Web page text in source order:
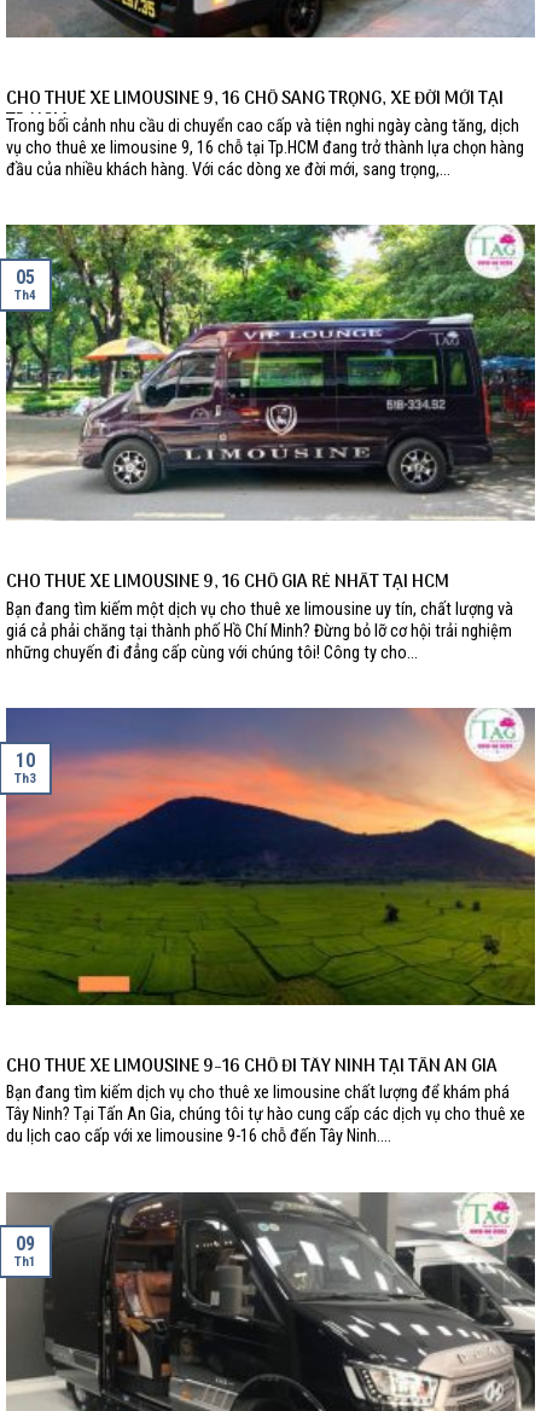
CHO THUÊ XE LIMOUSINE 9, 16 CHỖ SANG TRỌNG, XE ĐỜI MỚI TẠI
TP.HCM
Trong bối cảnh nhu cầu di chuyển cao cấp và tiện nghi ngày càng tăng, dịch
vụ cho thuê xe limousine 9, 16 chỗ tại Tp.HCM đang trở thành lựa chọn hàng
đầu của nhiều khách hàng. Với các dòng xe đời mới, sang trọng,...
CHO THUÊ XE LIMOUSINE 9, 16 CHỖ GIÁ RẺ NHẤT TẠI HCM
Bạn đang tìm kiếm một dịch vụ cho thuê xe limousine uy tín, chất lượng và
giá cả phải chăng tại thành phố Hồ Chí Minh? Đừng bỏ lỡ cơ hội trải nghiệm
những chuyến đi đẳng cấp cùng với chúng tôi! Công ty cho...
05
Th4
CHO THUÊ XE LIMOUSINE 9-16 CHỖ ĐI TÂY NINH TẠI TẤN AN GIA
Bạn đang tìm kiếm dịch vụ cho thuê xe limousine chất lượng để khám phá
Tây Ninh? Tại Tấn An Gia, chúng tôi tự hào cung cấp các dịch vụ cho thuê xe
du lịch cao cấp với xe limousine 9-16 chỗ đến Tây Ninh....
10
Th3
09
Th1